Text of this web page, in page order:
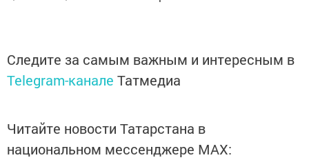
Следите за самым важным и интересным в
Telegram-канале Татмедиа
Читайте новости Татарстана в
национальном мессенджере MАХ: